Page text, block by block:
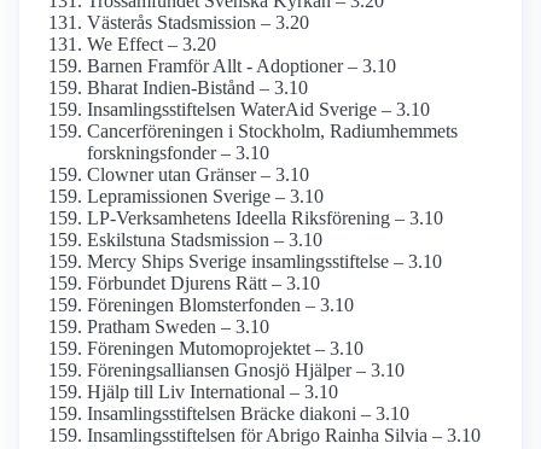
Västerås Stadsmission – 3.20
We Effect – 3.20
Barnen Framför Allt - Adoptioner – 3.10
Bharat Indien-Bistånd – 3.10
Insamlings­stiftelsen WaterAid Sverige – 3.10
Cancer­föreningen i Stockholm, Radium­hemmets
forsknings­fonder – 3.10
Clowner utan Gränser – 3.10
Lepramissionen Sverige – 3.10
LP-Verksamhetens Ideella Riksförening – 3.10
Eskilstuna Stadsmission – 3.10
Mercy Ships Sverige insamlings­stiftelse – 3.10
Förbundet Djurens Rätt – 3.10
Föreningen Blomster­fonden – 3.10
Pratham Sweden – 3.10
Föreningen Mutomoprojektet – 3.10
Förenings­alliansen Gnosjö Hjälper – 3.10
Hjälp till Liv International – 3.10
Insamlings­stiftelsen Bräcke diakoni – 3.10
Insamlings­stiftelsen för Abrigo Rainha Silvia – 3.10